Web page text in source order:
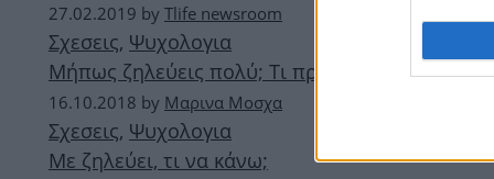
27.02.2019 by Tlife newsroom
Σχεσεις, Ψυχολογια
Μήπως ζηλεύεις πολύ; Τι πρέπει να κάνεις
16.10.2018 by Μαρινα Μοσχα
Σχεσεις, Ψυχολογια
Με ζηλεύει, τι να κάνω;